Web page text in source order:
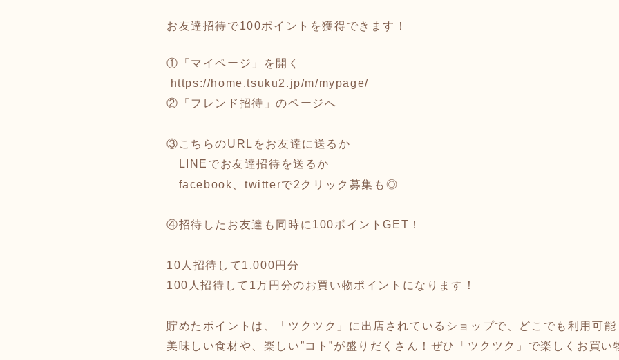
お友達招待で100ポイント を獲得できます！
①「マイページ」を開く
https://home.tsuku2.jp/m/mypage/
②「フレンド招待」のページへ
③こちらのURLをお友達に送るか
LINEでお友達招待を送るか
facebook、twitterで2クリック募集も◎
④招待したお友達も同時に100ポイントGET！
10人招待して1,000円分
100人招待して1万円分のお買い物ポイントになります！
貯めたポイントは、「ツクツク」に出店されているショップで、どこでも利用可能
美味しい食材や、楽し い”コ ト”が盛りだくさん！ぜひ「ツクツク」で楽しくお買